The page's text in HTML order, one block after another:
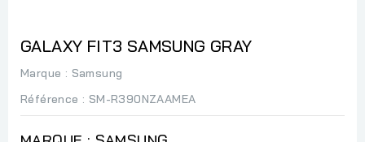
GALAXY FIT3 SAMSUNG GRAY
Marque : Samsung
Référence : SM-R390NZAAMEA